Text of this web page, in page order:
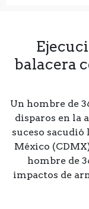
balacera
Un hombre de
disparos en la
suceso sacudió
México
hombre de
impactos de